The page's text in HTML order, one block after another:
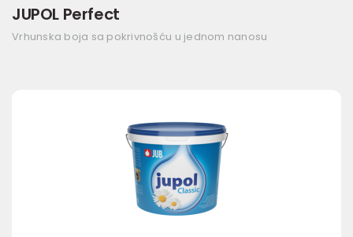
JUPOL Perfect
Vrhunska boja sa pokrivnošću u jednom nanosu